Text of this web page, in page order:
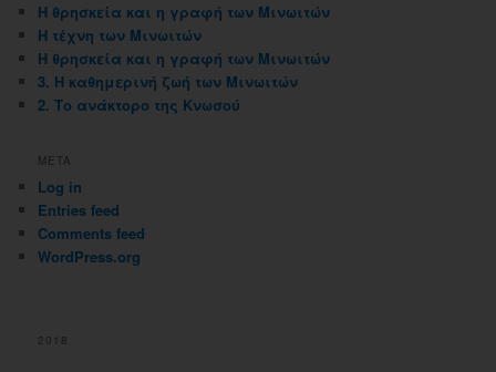
Η θρησκεία και η γραφή των Μινωιτών
Η τέχνη των Μινωιτών
Η θρησκεία και η γραφή των Μινωιτών
3. Η καθημερινή ζωή των Μινωιτών
2. Το ανάκτορο της Κνωσού
META
Log in
Entries feed
Comments feed
WordPress.org
2018